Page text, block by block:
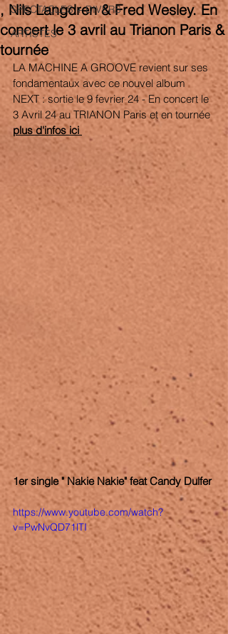
SPECTACLES + DIVERS
ARTISTES
, Nils Langdren & Fred Wesley. En
concert le 3 avril au Trianon Paris &
tournée
LA MACHINE A GROOVE revient sur ses
fondamentaux avec ce nouvel album
NEXT : sortie le 9 fevrier 24 - En concert le
3 Avril 24 au TRIANON Paris et en tournée
plus d'infos ici
1er single " Nakie Nakie" feat Candy Dulfer
https://www.youtube.com/watch?
v=PwNvQD71lTI